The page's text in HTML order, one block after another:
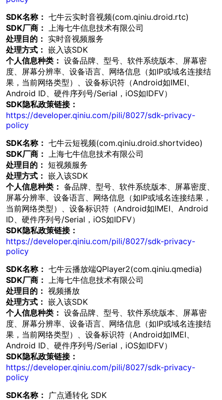
SDK名称： 七牛云实时音视频(com.qiniu.droid.rtc)
SDK厂商： 上海七牛信息技术有限公司
处理目的： 实时音视频服务
处理方式： 嵌入该SDK
个人信息种类： 设备品牌、型号、软件系统版本、屏幕密
度、屏幕分辨率、设备语言、网络信息（如IP或域名连接结
果，当前网络类型）、设备标识符（Android如IMEI、
Android ID、硬件序列号/Serial，iOS如IDFV）
SDK隐私政策链接：
https://developer.qiniu.com/pili/8027/sdk-privacy-
policy
SDK名称： 七牛云短视频(com.qiniu.droid.shortvideo)
SDK厂商： 上海七牛信息技术有限公司
处理目的： 短视频服务
处理方式： 嵌入该SDK
个人信息种类： 备品牌、型号、软件系统版本、屏幕密度、
屏幕分辨率、设备语言、网络信息（如IP或域名连接结果，
当前网络类型）、设备标识符（Android如IMEI、Android
ID、硬件序列号/Serial，iOS如IDFV）
SDK隐私政策链接：
https://developer.qiniu.com/pili/8027/sdk-privacy-
policy
SDK名称： 七牛云播放端QPlayer2(com.qiniu.qmedia)
SDK厂商： 上海七牛信息技术有限公司
处理目的： 视频播放
处理方式： 嵌入该SDK
个人信息种类： 设备品牌、型号、软件系统版本、屏幕密
度、屏幕分辨率、设备语言、网络信息（如IP或域名连接结
果，当前网络类型）、设备标识符（Android如IMEI、
Android ID、硬件序列号/Serial，iOS如IDFV）
SDK隐私政策链接：
https://developer.qiniu.com/pili/8027/sdk-privacy-
policy
SDK名称： 广点通转化 SDK